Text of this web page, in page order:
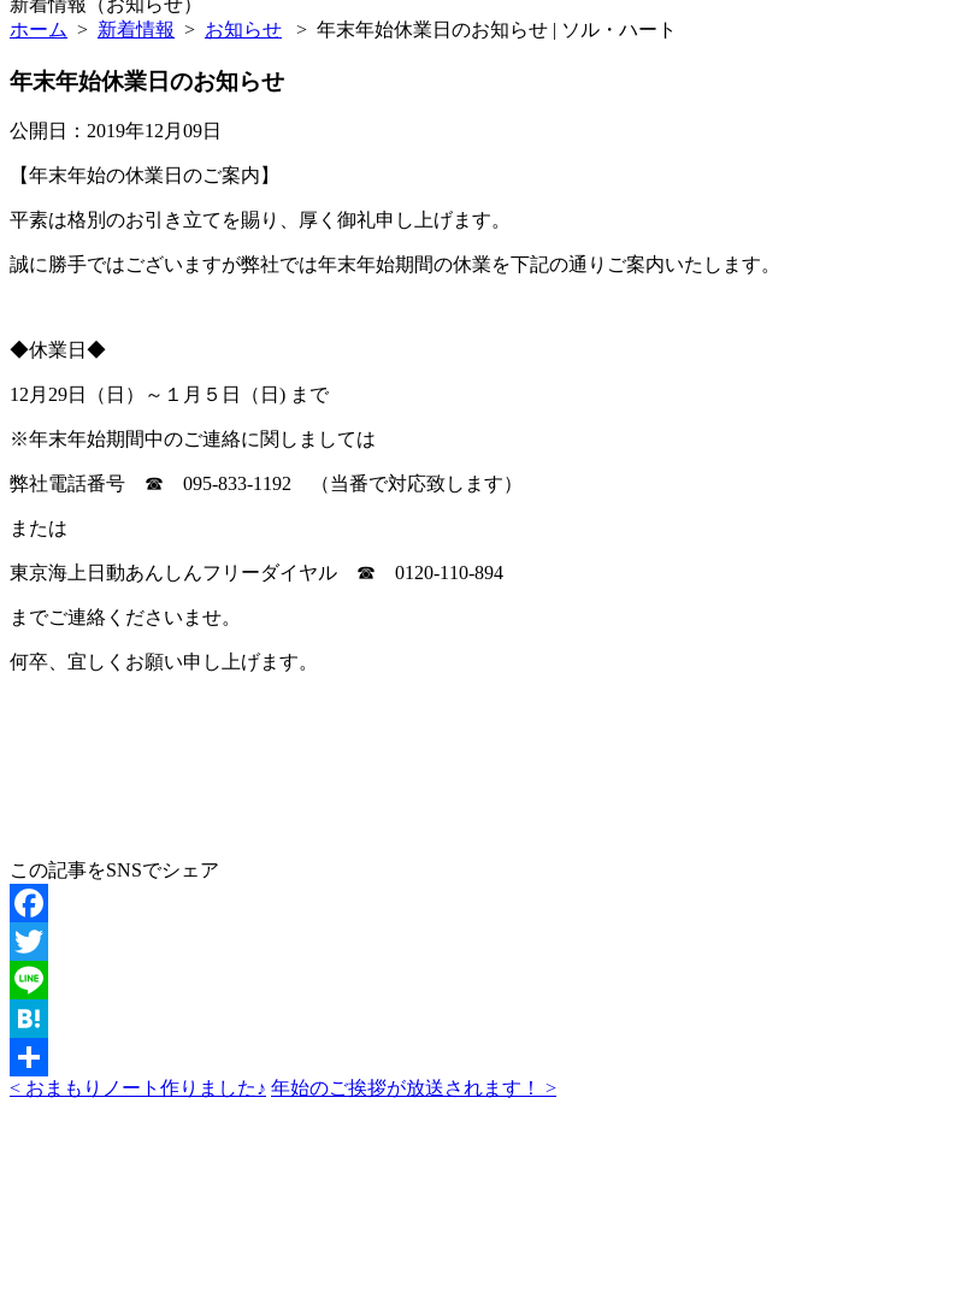
ホーム > 新着情報 > お知らせ > 年末年始休業日のお知らせ | ソル・ハート
年末年始休業日のお知らせ
公開日：2019年12月09日
【年末年始の休業日のご案内】
平素は格別のお引き立てを賜り、厚く御礼申し上げます。
誠に勝手ではございますが弊社では年末年始期間の休業を下記の通りご案内いたします。
◆休業日◆
12月29日（日）～１月５日（日) まで
※年末年始期間中のご連絡に関しましては
弊社電話番号 ☎ 095-833-1192 （当番で対応致します）
または
東京海上日動あんしんフリーダイヤル ☎ 0120-110-894
までご連絡くださいませ。
何卒、宜しくお願い申し上げます。
この記事をSNSでシェア
Facebook
Twitter
Line
Hatena
共
< おまもりノート作りました♪ 年始のご挨拶が放送されます！ >